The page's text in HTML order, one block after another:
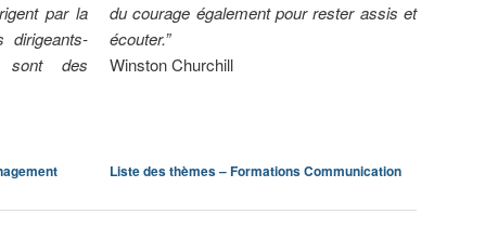
par la
dirigeants-
sont des
du courage également pour rester assis et
écouter.”
Winston Churchill
Liste des thèmes – Formations Communication